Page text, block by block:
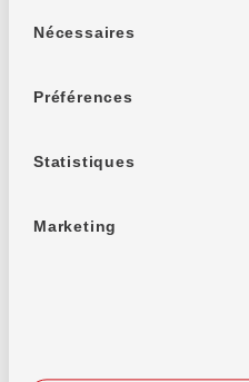
Nécessaires
Préférences
Statistiques
Marketing